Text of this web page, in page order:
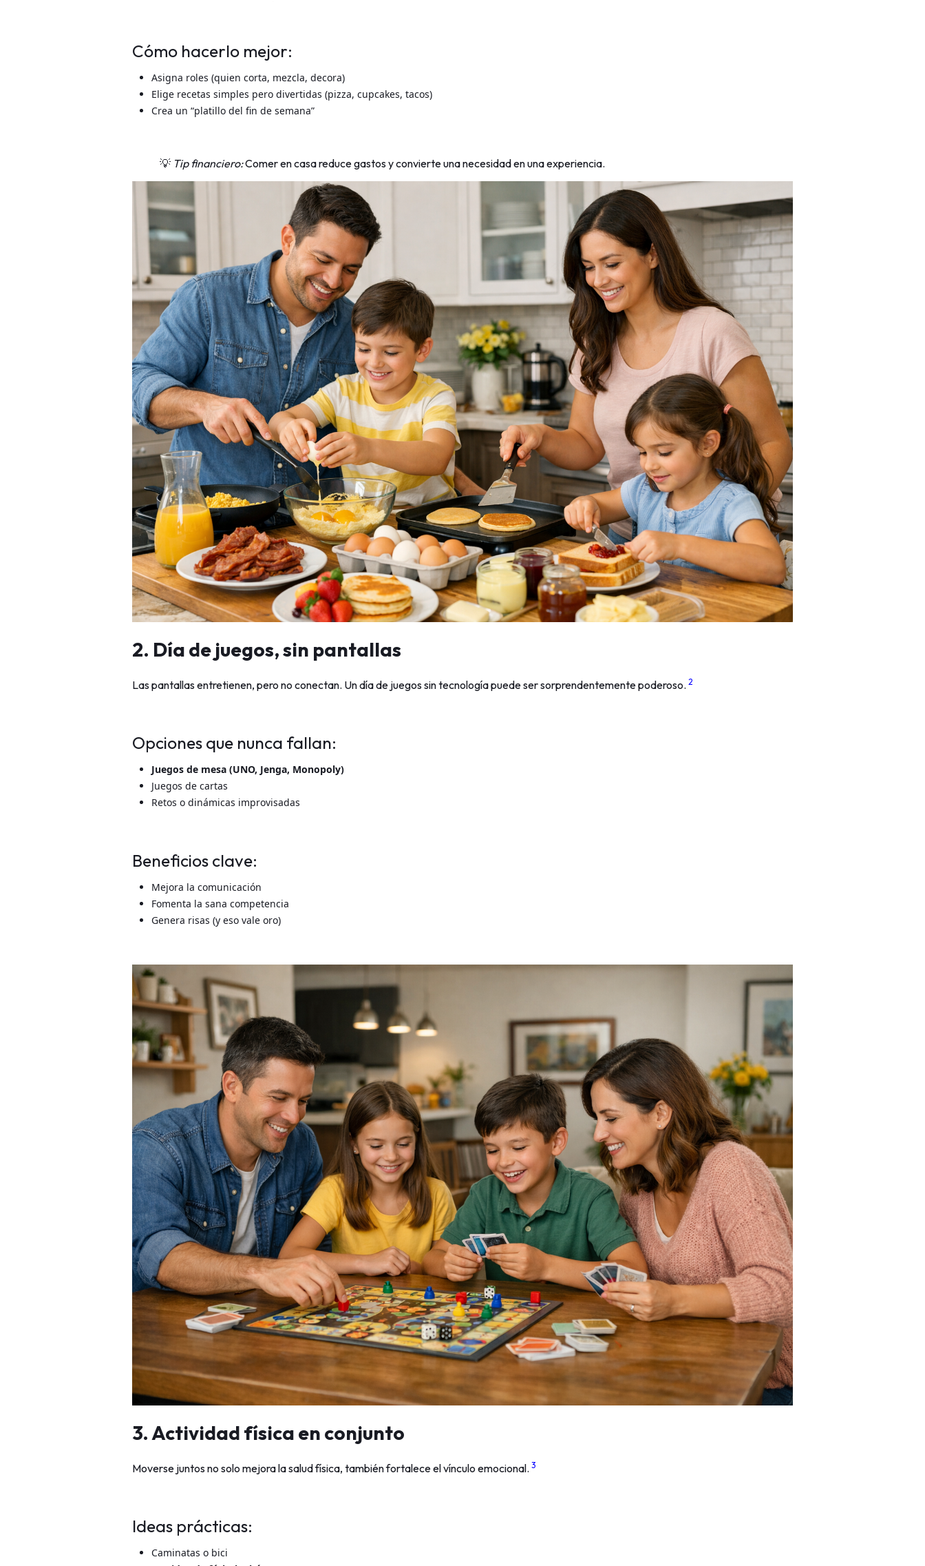
Cómo hacerlo mejor:
Asigna roles (quien corta, mezcla, decora)
Elige recetas simples pero divertidas (pizza, cupcakes, tacos)
Crea un “platillo del fin de semana”
💡 Tip financiero:Comer en casa reduce gastos y convierte una necesidad en una experiencia.
2. Día de juegos, sin pantallas
Las pantallas entretienen, pero no conectan. Un día de juegos sin tecnología puede ser sorprendentemente poderoso. 2
Opciones que nunca fallan:
Juegos de mesa (UNO, Jenga, Monopoly)
Juegos de cartas
Retos o dinámicas improvisadas
Beneficios clave:
Mejora la comunicación
Fomenta la sana competencia
Genera risas (y eso vale oro)
3. Actividad física en conjunto
Moverse juntos no solo mejora la salud física, también fortalece el vínculo emocional. 3
Ideas prácticas:
Caminatas o bici